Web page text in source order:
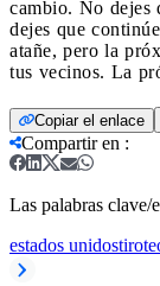
cambio. No dejes
dejes que
atañe, pero la
tus vecinos. La
Copiar el enlace
Compartir en :
Las palabras clave/
estados unidos